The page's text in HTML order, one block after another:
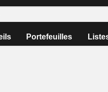
Portefeuilles